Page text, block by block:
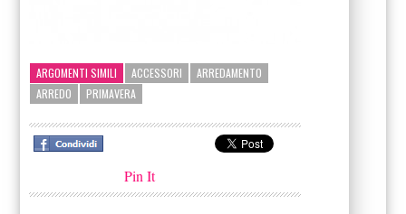
ARGOMENTI SIMILI ACCESSORI
ARREDAMENTO
ARREDO
PRIMAVERA
Pin It